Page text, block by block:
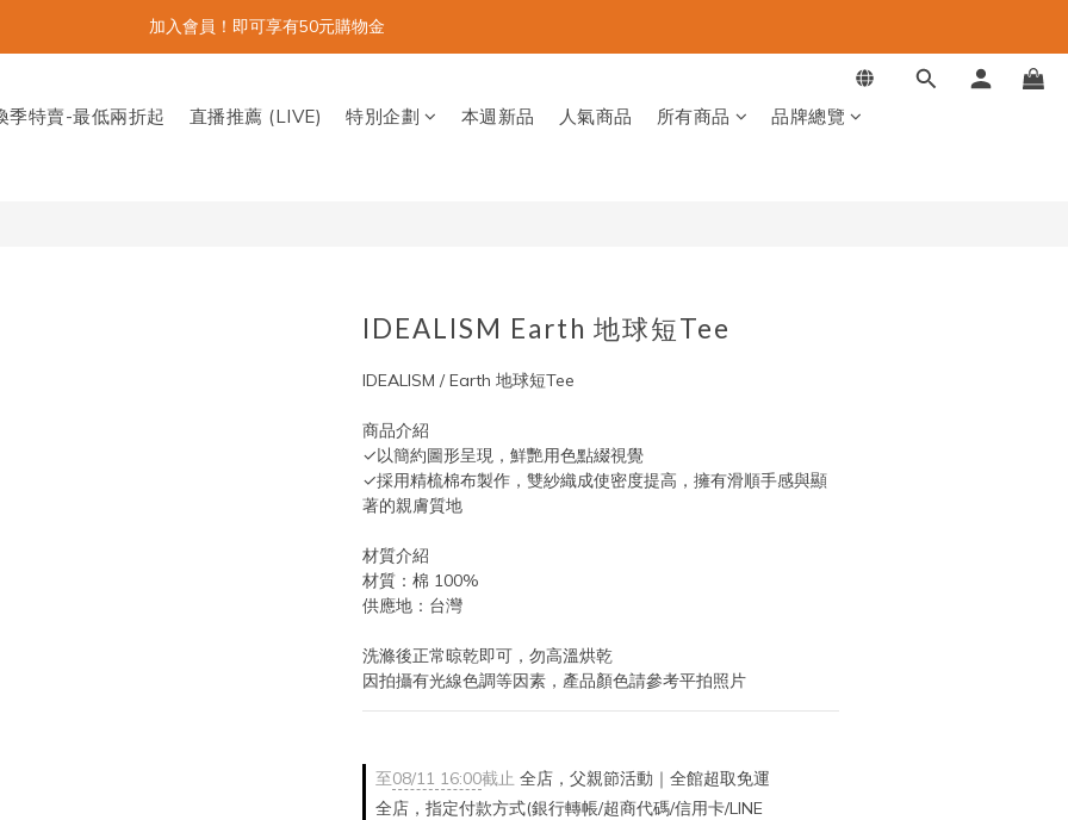
加入會員！即可享有50元購物金
季特賣-最低兩折起 直播推薦 (LIVE) 特別企劃 本週新品 人氣商品 所有商品 品牌總覽
IDEALISM Earth 地球短Tee
IDEALISM / Earth 地球短Tee
商品介紹
✓以簡約圖形呈現，鮮艷用色點綴視覺
✓採用精梳棉布製作，雙紗織成使密度提高，擁有滑順手感與顯
著的親膚質地
材質介紹
材質：棉 100%
供應地：台灣
洗滌後正常晾乾即可，勿高溫烘乾
因拍攝有光線色調等因素，產品顏色請參考平拍照片
至08/11 16:00截止 全店，父親節活動｜全館超取免運
全店，指定付款方式(銀行轉帳/超商代碼/信用卡/LINE